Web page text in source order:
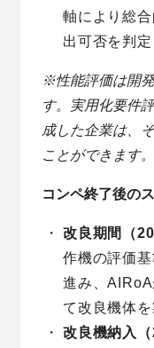
軸により総
出可否を判定
※性能評価は開
す。実用化要件
成した企業は、
ことができます。
コンペ終了後の
改良期間（
作機の評価
進み、
て改良機体
改良機納入